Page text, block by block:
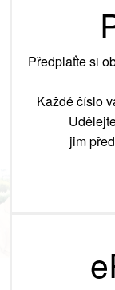
Předplaťte si
Každé číslo
jim